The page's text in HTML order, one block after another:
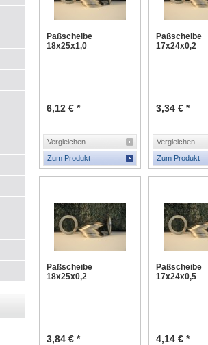
Paßscheibe
18x25x1,0
6,12 € *
Vergleichen
Zum Produkt
Paßscheibe
17x24x0,2
3,34 € *
Vergleichen
Zum Produkt
Paßscheibe
18x25x0,2
3,84 € *
Paßscheibe
17x24x0,5
4,14 € *